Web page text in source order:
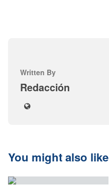
Written By
Redacción
You might also like